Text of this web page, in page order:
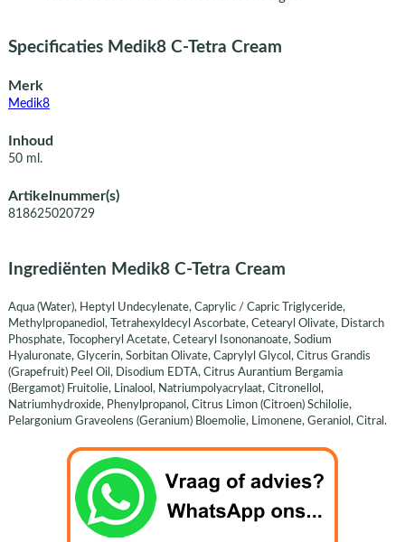
Specificaties Medik8 C-Tetra Cream
Merk
Medik8
Inhoud
50 ml.
Artikelnummer(s)
818625020729
Ingrediënten Medik8 C-Tetra Cream
Aqua (Water), Heptyl Undecylenate, Caprylic / Capric Triglyceride,
Methylpropanediol, Tetrahexyldecyl Ascorbate, Cetearyl Olivate, Distarch
Phosphate, Tocopheryl Acetate, Cetearyl Isononanoate, Sodium
Hyaluronate, Glycerin, Sorbitan Olivate, Caprylyl Glycol, Citrus Grandis
(Grapefruit) Peel Oil, Disodium EDTA, Citrus Aurantium Bergamia
(Bergamot) Fruitolie, Linalool, Natriumpolyacrylaat, Citronellol,
Natriumhydroxide, Phenylpropanol, Citrus Limon (Citroen) Schilolie,
Pelargonium Graveolens (Geranium) Bloemolie, Limonene, Geraniol, Citral.